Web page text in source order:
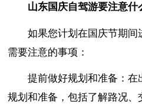
山东国庆自驾游要注意什
如果您计划在国庆节期
需要注意的事项：
提前做好规划和准备：
规划和准备，包括了解路况、